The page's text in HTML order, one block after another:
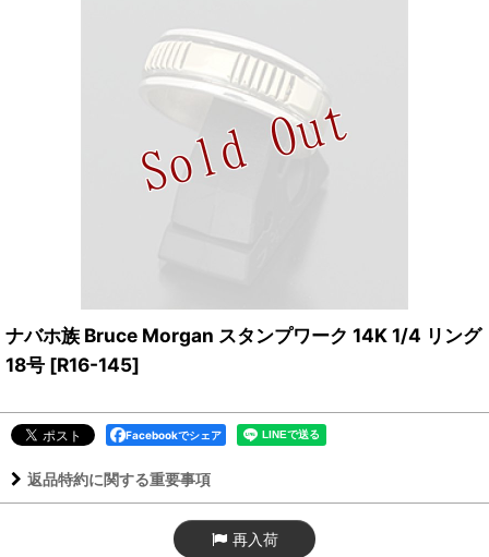
ナバホ族 Bruce Morgan スタンプワーク 14K 1/4 リング
18号 [R16-145]
Facebookでシェア
返品特約に関する重要事項
再入荷